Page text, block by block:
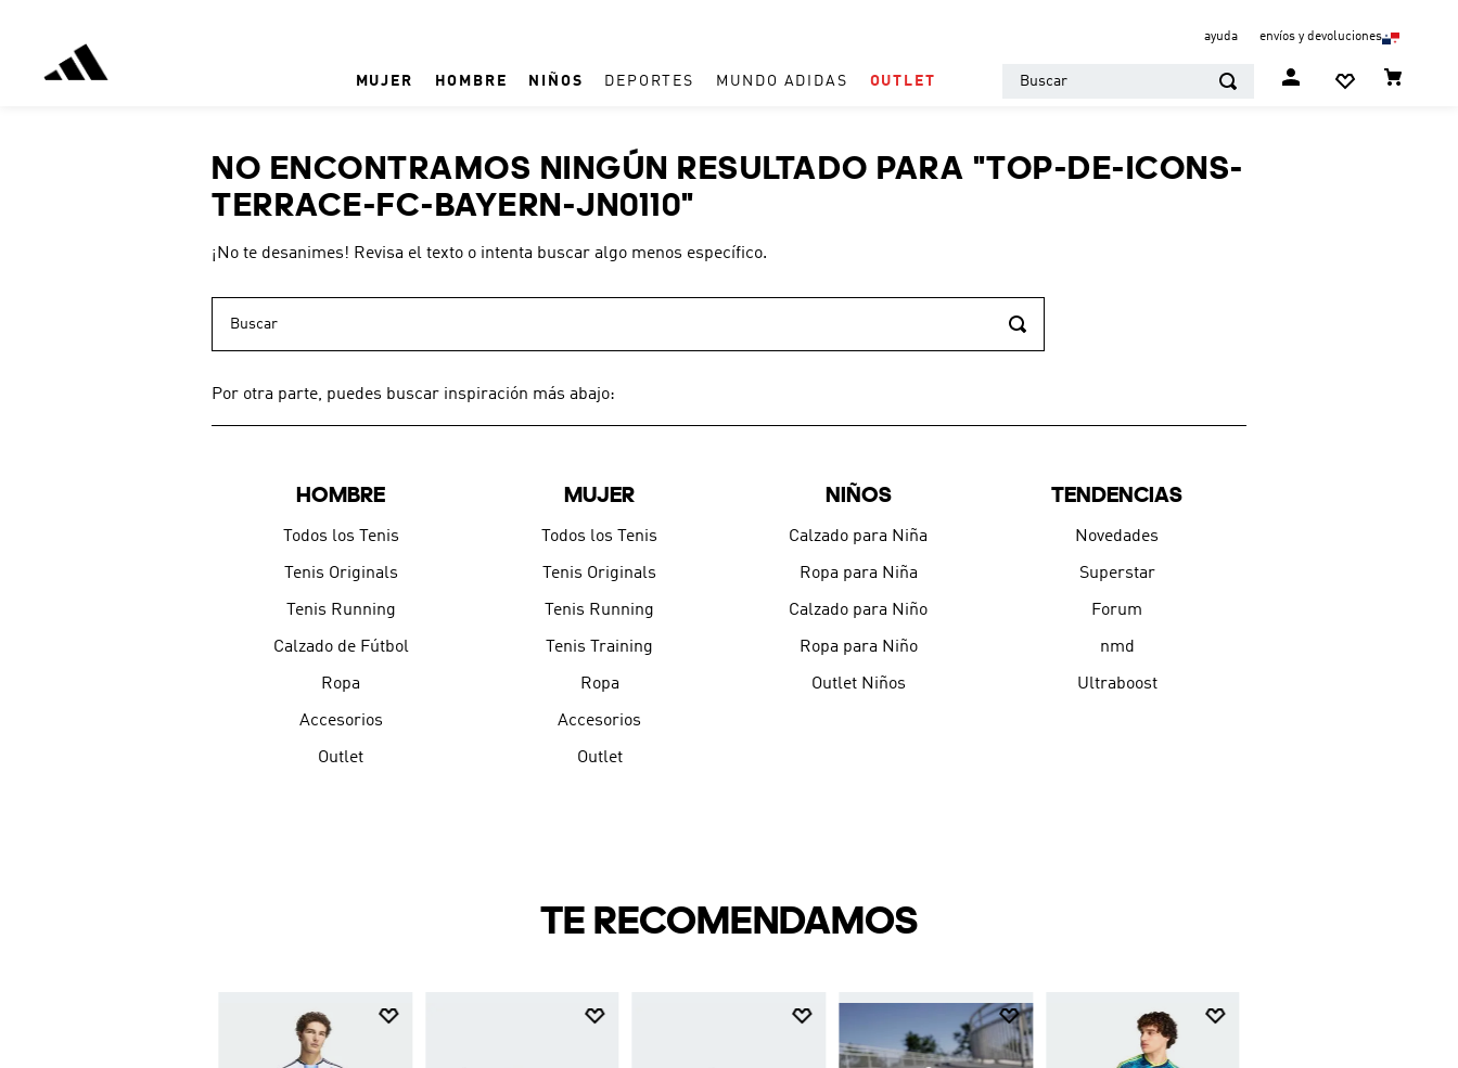
ayuda envíos y devoluciones
MUJER HOMBRE NIÑOS DEPORTES MUNDO ADIDAS OUTLET Buscar
NO ENCONTRAMOS NINGÚN RESULTADO PARA "TOP-DE-ICONS-
TERRACE-FC-BAYERN-JN0110"
¡No te desanimes! Revisa el texto o intenta buscar algo menos específico.
Por otra parte, puedes buscar inspiración más abajo:
HOMBRE
Todos los Tenis
Tenis Originals
Tenis Running
Calzado de Fútbol
Ropa
Accesorios
Outlet
MUJER
Todos los Tenis
Tenis Originals
Tenis Running
Tenis Training
Ropa
Accesorios
Outlet
NIÑOS
Calzado para Niña
Ropa para Niña
Calzado para Niño
Ropa para Niño
Outlet Niños
TENDENCIAS
Novedades
Superstar
Forum
nmd
Ultraboost
TE RECOMENDAMOS
TÉRMINOS MÁS BUSCADOS
1. ESPAÑA
ARGENTINA
4. ZAPATILLAS